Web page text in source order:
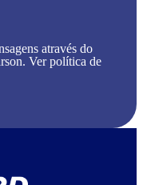
através do
Ver política de